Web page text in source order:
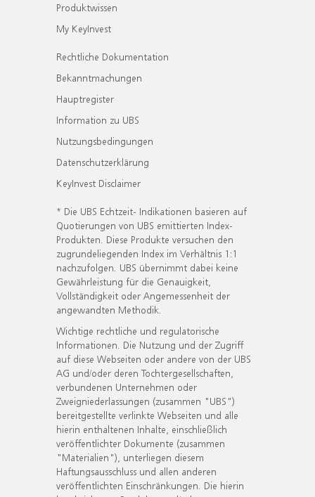
Produktwissen
My KeyInvest
Rechtliche Dokumentation
Bekanntmachungen
Hauptregister
Information zu UBS
Nutzungsbedingungen
Datenschutzerklärung
KeyInvest Disclaimer
* Die UBS Echtzeit- Indikationen basieren auf
Quotierungen von UBS emittierten Index-
Produkten. Diese Produkte versuchen den
zugrundeliegenden Index im Verhältnis 1:1
nachzufolgen. UBS übernimmt dabei keine
Gewährleistung für die Genauigkeit,
Vollständigkeit oder Angemessenheit der
angewandten Methodik.
Wichtige rechtliche und regulatorische
Informationen. Die Nutzung und der Zugriff
auf diese Webseiten oder andere von der UBS
AG und/oder deren Tochtergesellschaften,
verbundenen Unternehmen oder
Zweigniederlassungen (zusammen "UBS")
bereitgestellte verlinkte Webseiten und alle
hierin enthaltenen Inhalte, einschließlich
veröffentlichter Dokumente (zusammen
"Materialien"), unterliegen diesem
Haftungsausschluss und allen anderen
veröffentlichten Einschränkungen. Die hierin